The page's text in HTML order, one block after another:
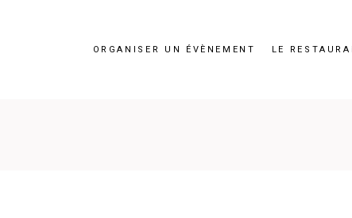
ORGANISER UN ÉVÈNEMENT LE